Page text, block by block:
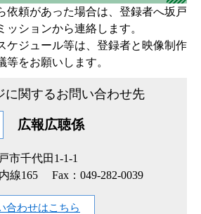
依頼があった場合は、登録者へ坂戸
ッションから連絡します。
ケジュール等は、登録者と映像制作
等をお願いします。
に関するお問い合わせ先
広報広聴係
市千代田1-1-1
線165
Fax：049-282-0039
合わせはこちら